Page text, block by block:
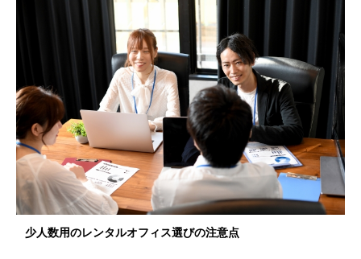
少人数用のレンタルオフィス選びの注意点